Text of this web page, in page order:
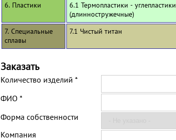
6. Пластики
6.1 Термопластики - углепластики
(длинностружечные)
7. Специальные
сплавы
7.1 Чистый титан
Заказать
Количество изделий *
ФИО *
Форма собственности
Компания